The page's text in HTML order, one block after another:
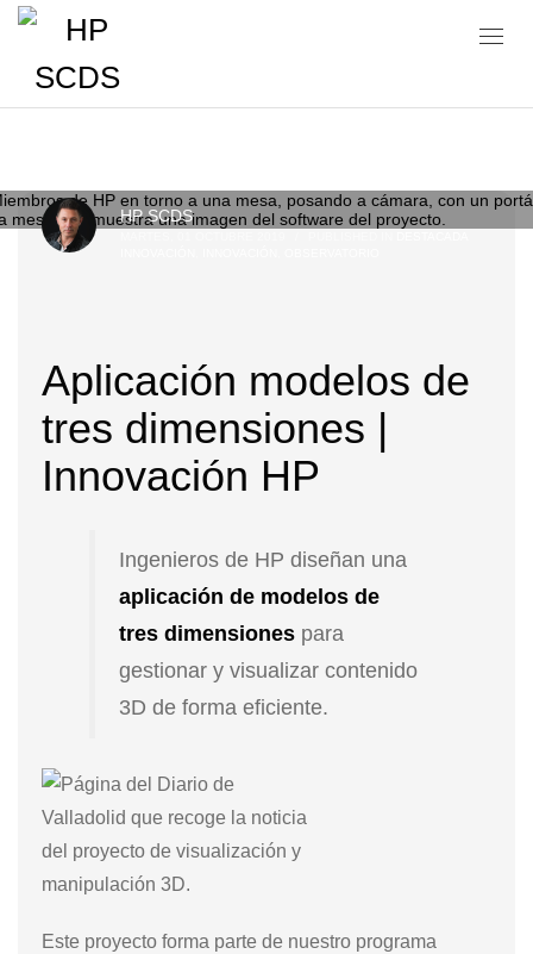
Blog
HP SCDS
Aplicación modelos de
tres dimensiones |
Innovación HP
Ingenieros de HP diseñan una
aplicación de modelos de
tres dimensiones para
gestionar y visualizar contenido
3D de forma eficiente.
Este proyecto forma parte de nuestro programa